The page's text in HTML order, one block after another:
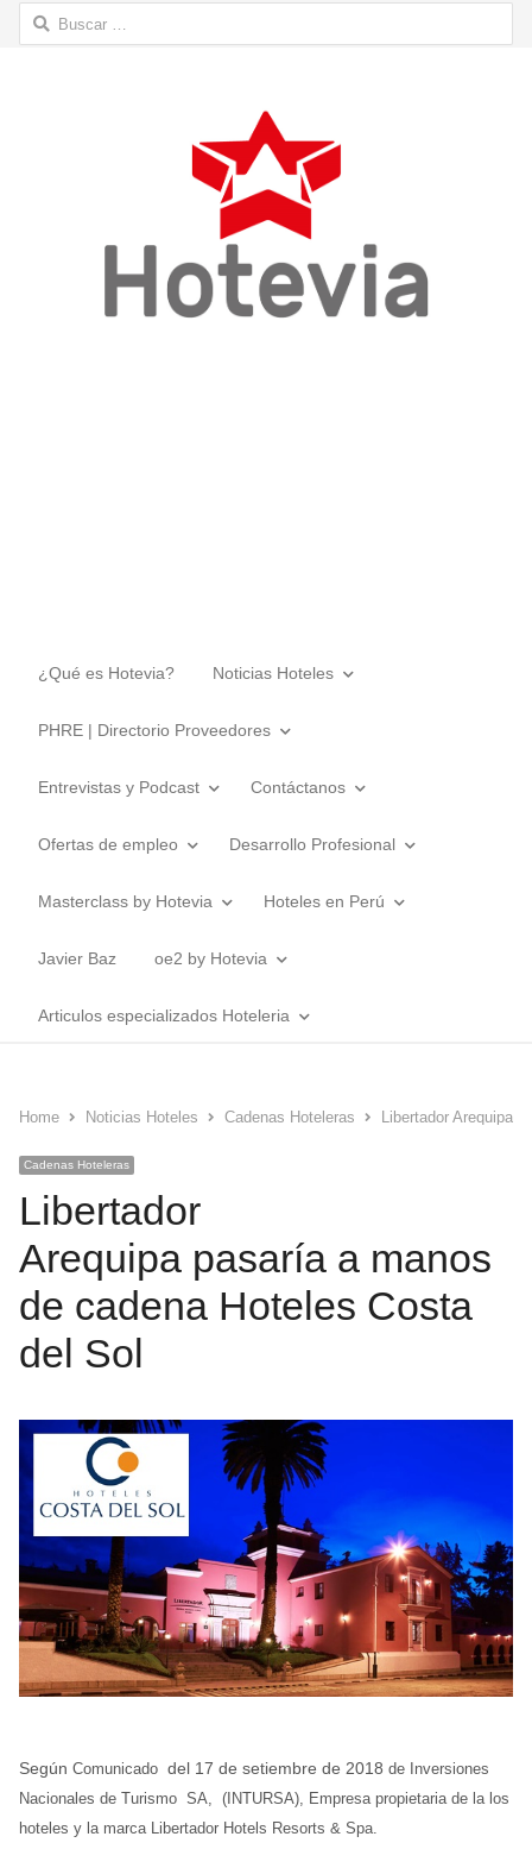
Buscar:
¿Qué es Hotevia? Noticias Hoteles
PHRE | Directorio Proveedores
Entrevistas y Podcast Contáctanos
Ofertas de empleo Desarrollo Profesional
Masterclass by Hotevia Hoteles en Perú
Javier Baz oe2 by Hotevia
Articulos especializados Hoteleria
Home Noticias Hoteles Cadenas Hoteleras Libertador Arequipa
Cadenas Hoteleras
Libertador
Arequipa pasaría a manos
de cadena Hoteles Costa
del Sol
Según Comunicado del 17 de setiembre de 2018 de Inversiones
Nacionales de Turismo SA, (INTURSA), Empresa propietaria de la los
hoteles y la marca Libertador Hotels Resorts & Spa.